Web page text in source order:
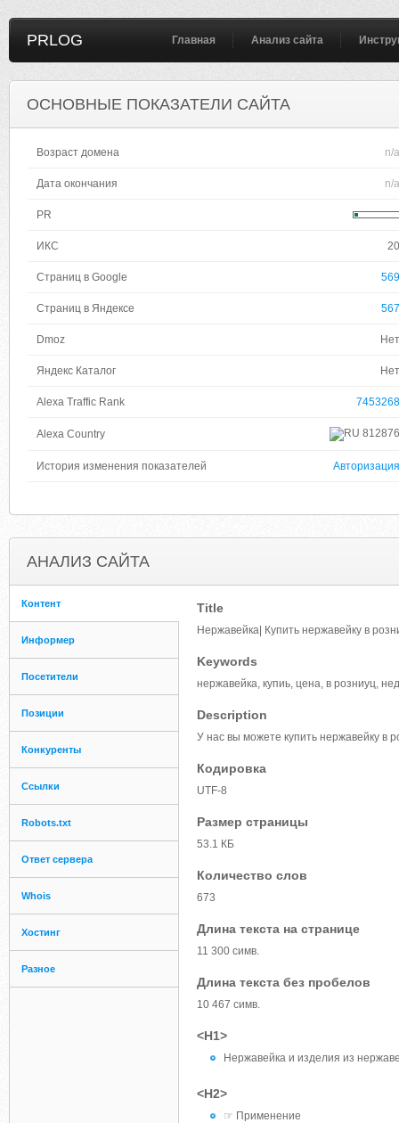
PRLOG Главная Анализ сайта
ОСНОВНЫЕ ПОКАЗАТЕЛИ САЙТА
Возраст домена n/a
Дата окончания n/a
PR
ИКС 20
Страниц в Google 569
Страниц в Яндексе 567
Dmoz Нет
Яндекс Каталог Нет
Alexa Traffic Rank 7453268
Alexa Country 812876
История изменения показателей Авторизация
АНАЛИЗ САЙТА
Контент
Информер
Посетители
Позиции
Конкуренты
Ссылки
Robots.txt
Ответ сервера
Whois
Хостинг
Разное
Title
Нержавейка| Купить нержавейку в
Keywords
нержавейка, купиь, цена, в розниуц,
Description
У нас вы можете купить нержавейку в
Кодировка
UTF-8
Размер страницы
53.1 КБ
Количество слов
673
Длина текста на странице
11 300 симв.
Длина текста без пробелов
10 467 симв.
<H1>
Нержавейка и изделия из
<H2>
☞ Применение